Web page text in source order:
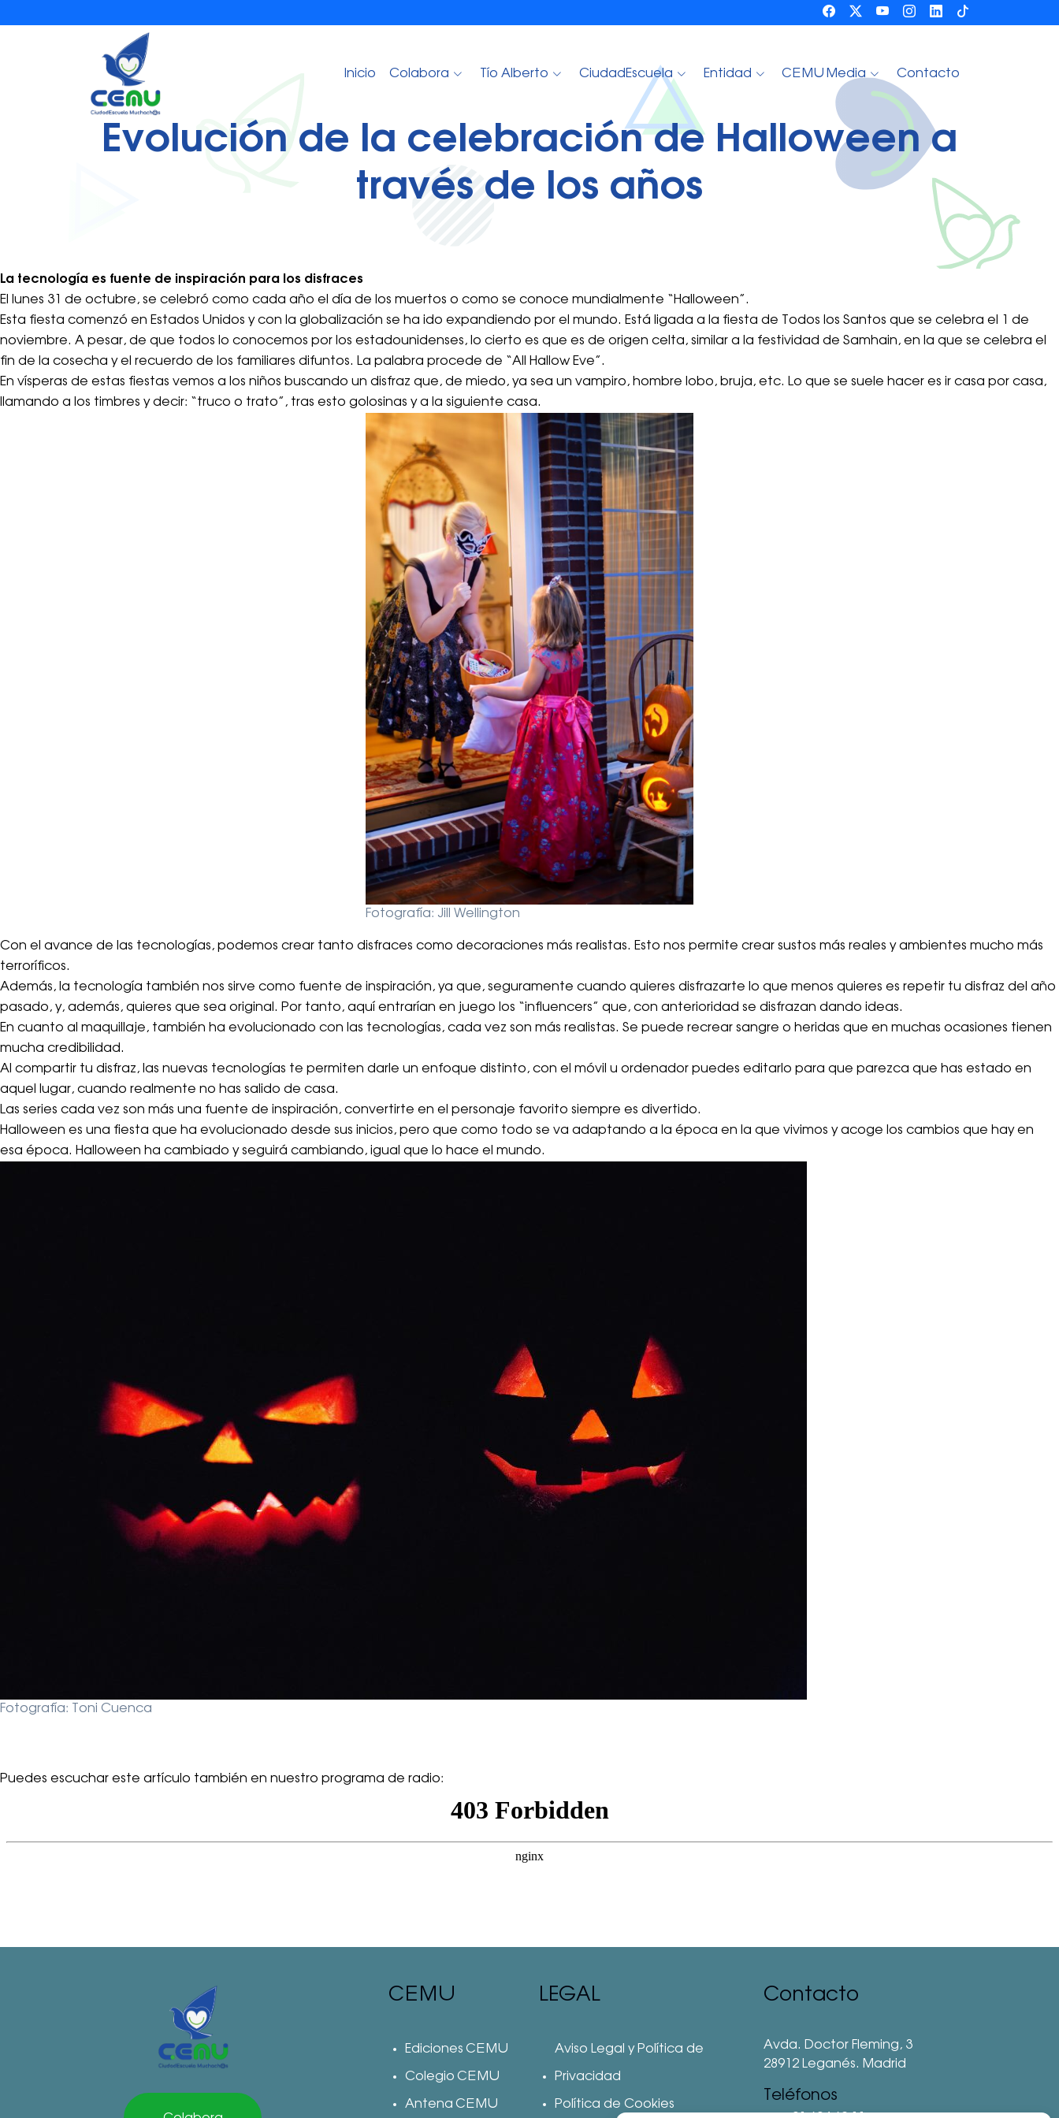
Inicio Colabora Tío Alberto CiudadEscuela Entidad CEMU Media Contacto
Evolución de la celebración de Halloween a
través de los años
La tecnología es fuente de inspiración para los disfraces
El lunes 31 de octubre, se celebró como cada año el día de los muertos o como se conoce mundialmente “Halloween”.
Esta fiesta comenzó en Estados Unidos y con la globalización se ha ido expandiendo por el mundo. Está ligada a la fiesta de Todos los Santos que se celebra el 1 de
noviembre. A pesar, de que todos lo conocemos por los estadounidenses, lo cierto es que es de origen celta, similar a la festividad de Samhain, en la que se celebra el
fin de la cosecha y el recuerdo de los familiares difuntos. La palabra procede de “All Hallow Eve”.
En vísperas de estas fiestas vemos a los niños buscando un disfraz que, de miedo, ya sea un vampiro, hombre lobo, bruja, etc. Lo que se suele hacer es ir casa por casa,
llamando a los timbres y decir: “truco o trato”, tras esto golosinas y a la siguiente casa.
Fotografía: Jill Wellington
Con el avance de las tecnologías, podemos crear tanto disfraces como decoraciones más realistas. Esto nos permite crear sustos más reales y ambientes mucho más
terroríficos.
Además, la tecnología también nos sirve como fuente de inspiración, ya que, seguramente cuando quieres disfrazarte lo que menos quieres es repetir tu disfraz del año
pasado, y, además, quieres que sea original. Por tanto, aquí entrarían en juego los “influencers” que, con anterioridad se disfrazan dando ideas.
En cuanto al maquillaje, también ha evolucionado con las tecnologías, cada vez son más realistas. Se puede recrear sangre o heridas que en muchas ocasiones tienen
mucha credibilidad.
Al compartir tu disfraz, las nuevas tecnologías te permiten darle un enfoque distinto, con el móvil u ordenador puedes editarlo para que parezca que has estado en
aquel lugar, cuando realmente no has salido de casa.
Las series cada vez son más una fuente de inspiración, convertirte en el personaje favorito siempre es divertido.
Halloween es una fiesta que ha evolucionado desde sus inicios, pero que como todo se va adaptando a la época en la que vivimos y acoge los cambios que hay en
esa época. Halloween ha cambiado y seguirá cambiando, igual que lo hace el mundo.
Fotografía: Toni Cuenca
Puedes escuchar este artículo también en nuestro programa de radio:
CEMU
Ediciones CEMU
Colegio CEMU
Antena CEMU
LEGAL
Aviso Legal y Política de
Privacidad
Política de Cookies
Contacto
Avda. Doctor Fleming, 3
28912 Leganés. Madrid
Teléfonos